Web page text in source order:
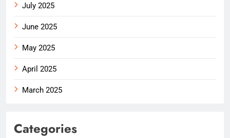
July 2025
June 2025
May 2025
April 2025
March 2025
Categories